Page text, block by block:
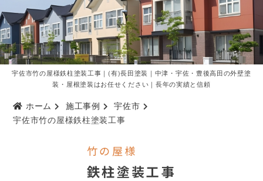
宇佐市竹の屋様鉄柱塗装工事｜(有)長田塗装｜中津・宇佐・豊後高田の外壁塗
装・屋根塗装はお任せください｜長年の実績と信頼
ホーム 施工事例
宇佐市
宇佐市竹の屋様鉄柱塗装工事
竹の屋様
鉄柱塗装工事